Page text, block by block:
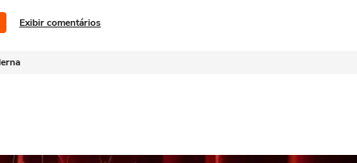
Exibir comentários